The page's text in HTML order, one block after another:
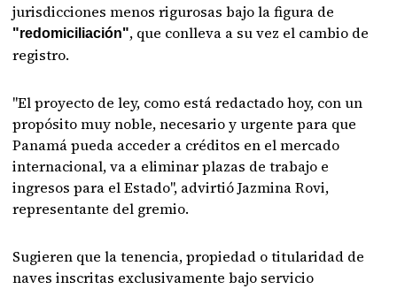
jurisdicciones menos rigurosas bajo la figura de
"redomiciliación", que conlleva a su vez el cambio de
registro.
"El proyecto de ley, como está redactado hoy, con un
propósito muy noble, necesario y urgente para que
Panamá pueda acceder a créditos en el mercado
internacional, va a eliminar plazas de trabajo e
ingresos para el Estado", advirtió Jazmina Rovi,
representante del gremio.
Sugieren que la tenencia, propiedad o titularidad de
naves inscritas exclusivamente bajo servicio